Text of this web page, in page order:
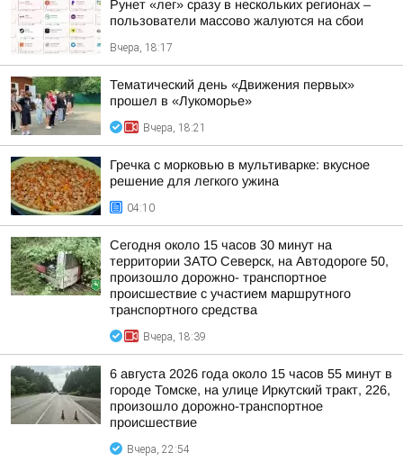
Рунет «лег» сразу в нескольких регионах –
пользователи массово жалуются на сбои
Вчера, 18:17
Тематический день «Движения первых»
прошел в «Лукоморье»
Вчера, 18:21
Гречка с морковью в мультиварке: вкусное
решение для легкого ужина
04:10
Сегодня около 15 часов 30 минут на
территории ЗАТО Северск, на Автодороге 50,
произошло дорожно- транспортное
происшествие с участием маршрутного
транспортного средства
Вчера, 18:39
6 августа 2026 года около 15 часов 55 минут в
городе Томске, на улице Иркутский тракт, 226,
произошло дорожно-транспортное
происшествие
Вчера, 22:54